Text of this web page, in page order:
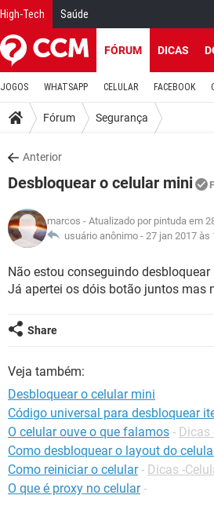
High-Tech Saúde
FÓRUM DICAS
JOGOS WHATSAPP CELULAR FACEBOOK
Fórum Segurança
Anterior
Desbloquear o celular mini
marcos - Atualizado por pintuda em
usuário anônimo - 27 jan 2017 às
Não estou conseguindo desbloquear
Já apertei os dóis botão juntos mas
Share
Veja também:
Desbloquear o celular mini
Código universal para desbloquear
O celular ouve o que falamos - Dicas
Como desbloquear o layout do
Como reiniciar o celular - Dicas -
O que é proxy no celular -